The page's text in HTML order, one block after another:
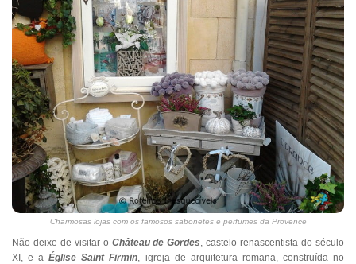
Charmosas lojas com os famosos sabonetes e perfumes da Provence
Não deixe de visitar o Château de Gordes, castelo renascentista do século
XI, e aÉglise Saint Firmin, igreja de arquitetura romana, construída no